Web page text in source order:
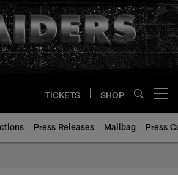
TICKETS SHOP
Press Releases Mailbag Press